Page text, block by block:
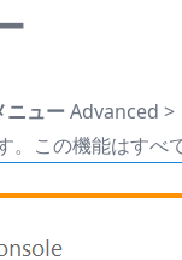
ニューAdvanced >
。この機能はすべ